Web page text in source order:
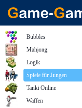
Bubbles
Mahjong
Logik
Spiele für Jungen
Tanki Online
Waffen